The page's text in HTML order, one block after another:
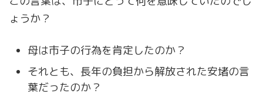
ょうか？
母は市子の行為を肯定したのか？
それとも、長年の負担から解放された安堵の言
葉だったのか？